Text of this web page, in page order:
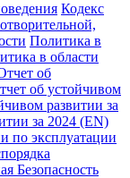
Кодекс
Политика в
в области
об
об устойчивом
развитии за
за 2024 (EN)
по эксплуатации
Безопасность